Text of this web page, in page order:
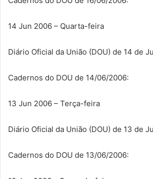
14 Jun 2006 – Quarta-feira
Diário Oficial da União (DOU) de 14 de
Cadernos do DOU de 14/06/2006:
13 Jun 2006 – Terça-feira
Diário Oficial da União (DOU) de 13 de
Cadernos do DOU de 13/06/2006: